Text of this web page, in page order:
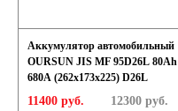
Аккумулятор автомобильный
OURSUN JIS MF 95D26L 80Ah
680А (262х173х225) D26L
11400 руб. 12300руб.